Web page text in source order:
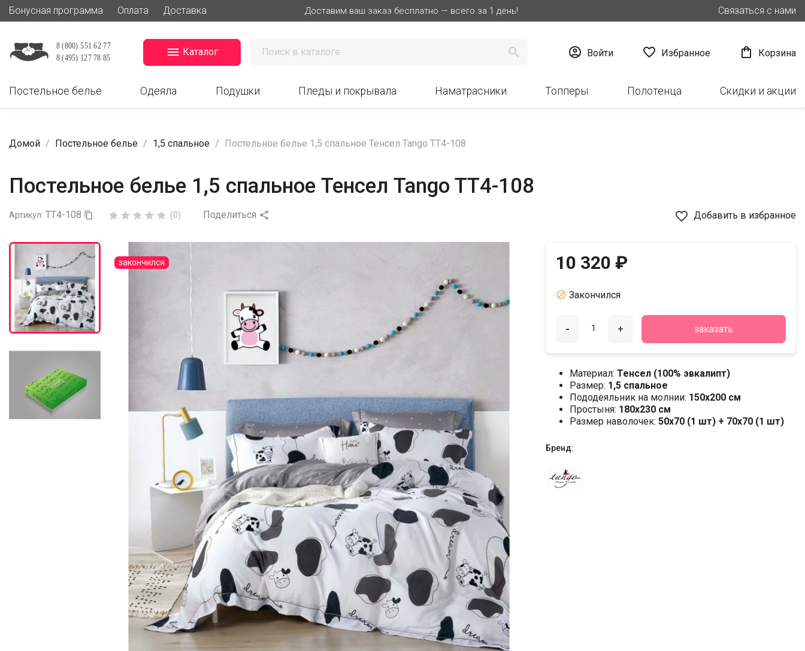
Бонусная программа Оплата Доставка Доставим ваш заказ бесплатно — всего за 1 день! Связаться с нами
 Каталог   Войти  Избранное  Корзина
Постельное белье Одеяла Подушки Пледы и покрывала Наматрасники Топперы Полотенца Скидки и акции
Домой Постельное белье 1,5 спальное Постельное белье 1,5 спальное Тенсел Tango TT4-108
Постельное белье 1,5 спальное Тенсел Tango TT4-108
Артикул: TT4-108       (0) Поделиться  favorite_border Добавить в избранное
закончился 10 320 ₽
 Закончился
- + заказать
Материал: Тенсел (100% эвкалипт)
Размер: 1,5 спальное
Пододеяльник на молнии: 150х200 см
Простыня: 180х230 см
Размер наволочек: 50x70 (1 шт) + 70x70 (1 шт)
Бренд: